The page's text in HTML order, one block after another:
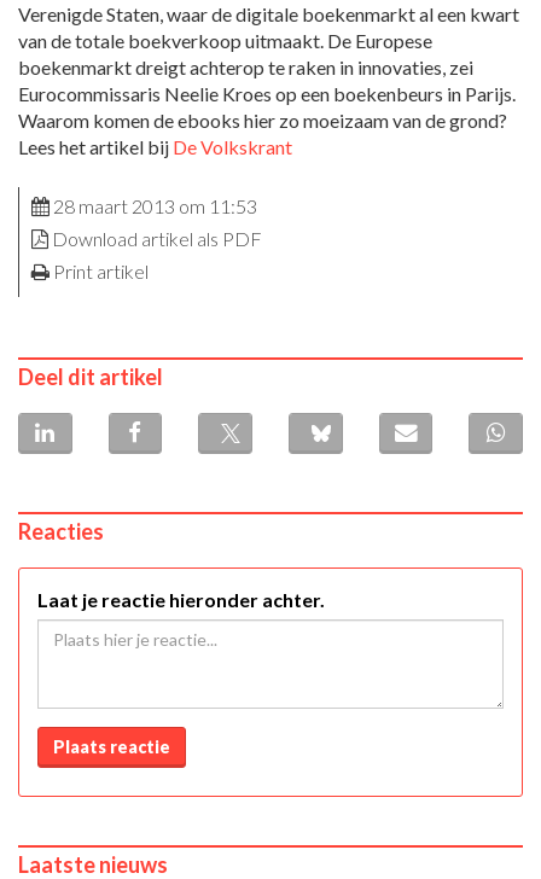
Verenigde Staten, waar de digitale boekenmarkt al een kwart
van de totale boekverkoop uitmaakt. De Europese
boekenmarkt dreigt achterop te raken in innovaties, zei
Eurocommissaris Neelie Kroes op een boekenbeurs in Parijs.
Waarom komen de ebooks hier zo moeizaam van de grond?
Lees het artikel bij De Volkskrant
28 maart 2013 om 11:53
Download artikel als PDF
Print artikel
Deel dit artikel
Reacties
Laat je reactie hieronder achter.
Plaats reactie
Laatste nieuws